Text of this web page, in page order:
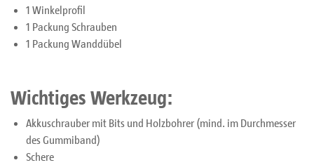
1 Winkelprofil
1 Packung Schrauben
1 Packung Wanddübel
Wichtiges Werkzeug:
Akkuschrauber mit Bits und Holzbohrer (mind. im Durchmesser
des Gummiband)
Schere